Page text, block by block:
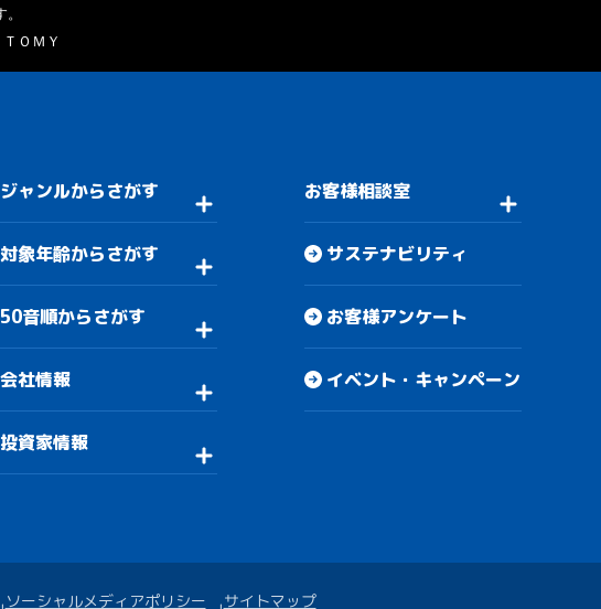
ＯＭＹ
ジャンルからさがす
対象年齢からさがす
50音順からさがす
会社情報
投資家情報
お客様相談室
サステナビリティ
お客様アンケート
イベント・キャンペーン
ソーシャルメディアポリシー サイトマップ